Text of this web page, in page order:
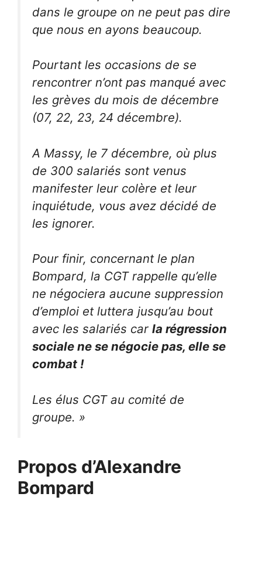
dans le groupe on ne peut pas dire
que nous en ayons beaucoup.
Pourtant les occasions de se
rencontrer n’ont pas manqué avec
les grèves du mois de décembre
(07, 22, 23, 24 décembre).
A Massy, le 7 décembre, où plus
de 300 salariés sont venus
manifester leur colère et leur
inquiétude, vous avez décidé de
les ignorer.
Pour finir, concernant le plan
Bompard, la CGT rappelle qu’elle
ne négociera aucune suppression
d’emploi et luttera jusqu’au bout
avec les salariés car la régression
sociale ne se négocie pas, elle se
combat !
Les élus CGT au comité de
groupe. »
Propos d’Alexandre
Bompard